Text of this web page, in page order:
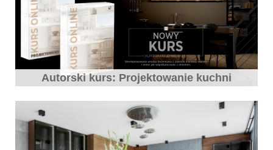
Autorski kurs: Projektowanie kuchni